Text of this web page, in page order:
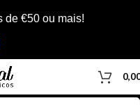
de €50 ou mais!